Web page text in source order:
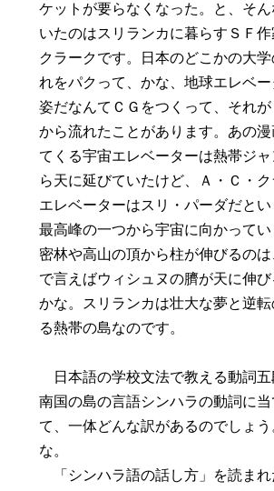
ケットが要らなくなった。と、そ
いたのはスリランカに暮らすＳＦ作
クラークです。日本のどこかの大
れをパクって、かな、地球エレベ
姿だなんてＣＧをつくって、それが
から流れたことがあります。あの
てくる宇宙エレベーターは熱帯ジ
ら天に延びていたけど、Ａ・Ｃ・
エレベーターはスリ・パーダだと
最高峰の一つから宇宙に向かって
密林や高山の頂から柱が伸びるの
で言えばウィシュヌの臍が天に伸び
かな。スリランカは壮大な夢と逆
る熱帯の島なのです。
日本語の学校文法で教える動詞五
南国の島の言語シンハラの動詞に当
て、一体どんな訳があるのでしょ
な。
「シンハラ語の話し方」を読まれ